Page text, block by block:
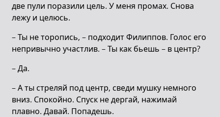
две пули поразили цель. У меня промах. Снова
лежу и целюсь.
– Ты не торопись, – подходит Филиппов. Голос его
непривычно участлив. – Ты как бьешь – в центр?
– Да.
– А ты стреляй под центр, сведи мушку немного
вниз. Спокойно. Спуск не дергай, нажимай
плавно. Давай. Попадешь.